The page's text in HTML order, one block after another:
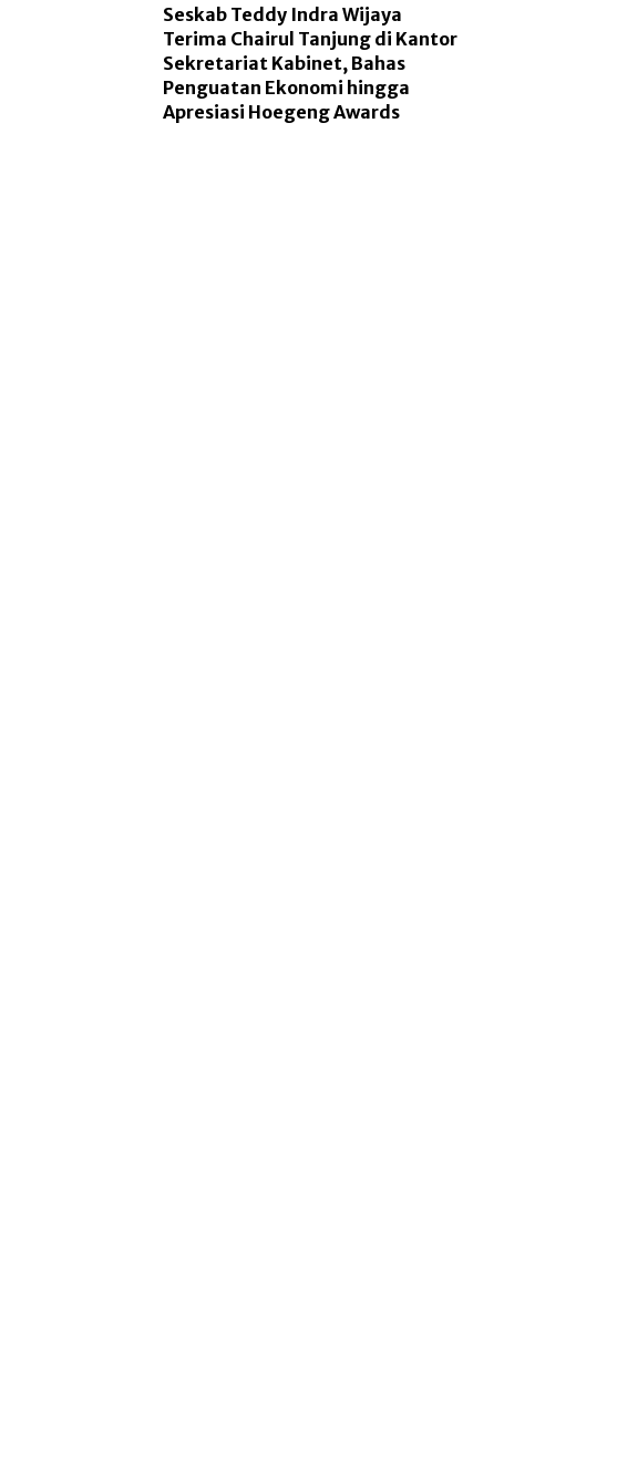
Seskab Teddy Indra Wijaya
Terima Chairul Tanjung di Kantor
Sekretariat Kabinet, Bahas
Penguatan Ekonomi hingga
Apresiasi Hoegeng Awards